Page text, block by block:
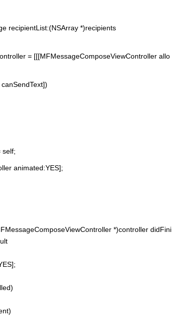
recipientList:(NSArray *)recipients
= [[[MFMessageComposeViewController allo
self;
animated:YES];
*)controller didFini